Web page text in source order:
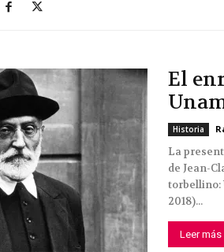
El
Historia
La
de Jean-
torbellino:
2018)...
Leer más